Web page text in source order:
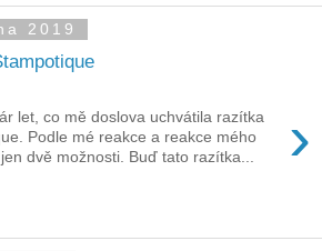
2019
›
let, co mě doslova uchvátila razítka
Podle mé reakce a reakce mého
dvě možnosti. Buď tato razítka...